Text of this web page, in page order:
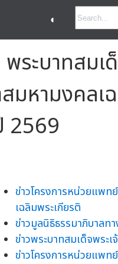
◐
ระบาทสมเ
สมหามงคลเ
2569
ข่าวโครงการหน่วยแพท
เฉลิมพระเกียรติ
ข่าวมูลนิธิธรรมาภิบาลท
ข่าวพระบาทสมเด็จพระเ
ข่าวโครงการหน่วยแพท